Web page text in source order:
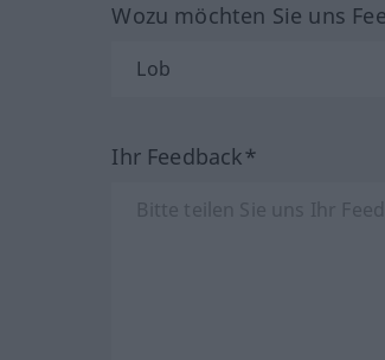
Wozu möchten Sie uns
Ihr Feedback*